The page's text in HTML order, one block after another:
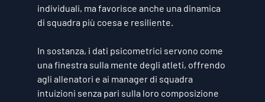
individuali, ma favorisce anche una dinamica
di squadra più coesa e resiliente.
In sostanza, i dati psicometrici servono come
una finestra sulla mente degli atleti, offrendo
agli allenatori e ai manager di squadra
intuizioni senza pari sulla loro composizione